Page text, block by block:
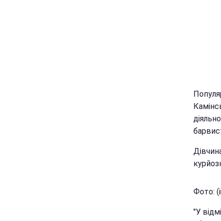
Фото:
"У